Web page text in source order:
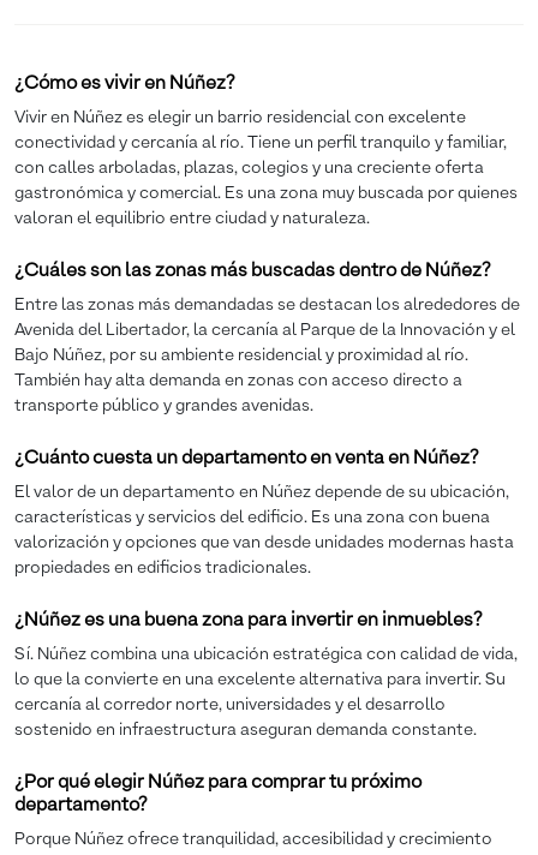
¿Cómo es vivir en Núñez?
Vivir en Núñez es elegir un barrio residencial con excelente
conectividad y cercanía al río. Tiene un perfil tranquilo y familiar,
con calles arboladas, plazas, colegios y una creciente oferta
gastronómica y comercial. Es una zona muy buscada por quienes
valoran el equilibrio entre ciudad y naturaleza.
¿Cuáles son las zonas más buscadas dentro de Núñez?
Entre las zonas más demandadas se destacan los alrededores de
Avenida del Libertador, la cercanía al Parque de la Innovación y el
Bajo Núñez, por su ambiente residencial y proximidad al río.
También hay alta demanda en zonas con acceso directo a
transporte público y grandes avenidas.
¿Cuánto cuesta un departamento en venta en Núñez?
El valor de un departamento en Núñez depende de su ubicación,
características y servicios del edificio. Es una zona con buena
valorización y opciones que van desde unidades modernas hasta
propiedades en edificios tradicionales.
¿Núñez es una buena zona para invertir en inmuebles?
Sí. Núñez combina una ubicación estratégica con calidad de vida,
lo que la convierte en una excelente alternativa para invertir. Su
cercanía al corredor norte, universidades y el desarrollo
sostenido en infraestructura aseguran demanda constante.
¿Por qué elegir Núñez para comprar tu próximo
departamento?
Porque Núñez ofrece tranquilidad, accesibilidad y crecimiento